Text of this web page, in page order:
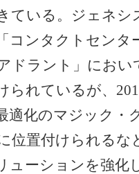
ている。ジェネシ
コンタクトセンタ
ドラント」におい
られているが、
適化のマジック・
位置付けられるな
ューションを強化